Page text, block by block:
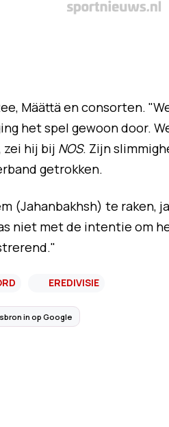
Määttä en consorten.
het spel gewoon door.
zei hij bij NOS. Zijn
getrokken.
(Jahanbakhsh) te raken,
niet met de intentie om
EREDIVISIE
in op Google